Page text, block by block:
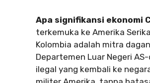
Apa signifikansi ekonomi
terkemuka ke Amerika
Kolombia adalah mitra
Departemen Luar Negeri
ilegal yang kembali ke